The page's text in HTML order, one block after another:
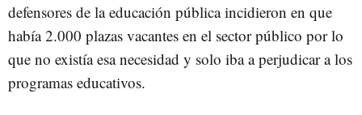
defensores de la educación pública incidieron en que
había 2.000 plazas vacantes en el sector público por lo
que no existía esa necesidad y solo iba a perjudicar a los
programas educativos.